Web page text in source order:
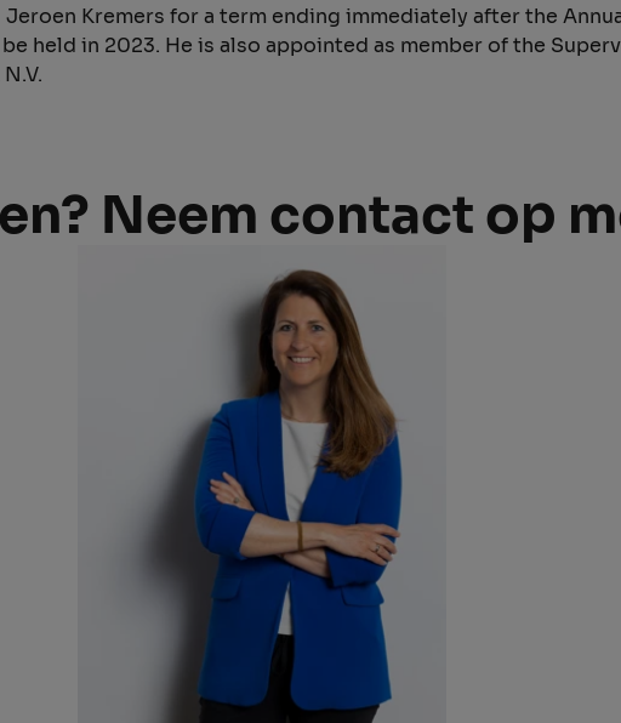
Jeroen Kremers for a term ending immediately after the
held in 2023. He is also appointed as member of the
Neem contact op